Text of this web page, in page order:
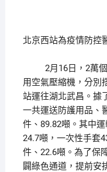
北京西站為疫情防控
2月16日，2萬個
用空氣壓縮機，分別
站運往湖北武昌。據
一共運送防護用品、
件、89.82噸。其中
24.7噸，一次性手套
件、22.6噸。為了保
闢綠色通道，提前安